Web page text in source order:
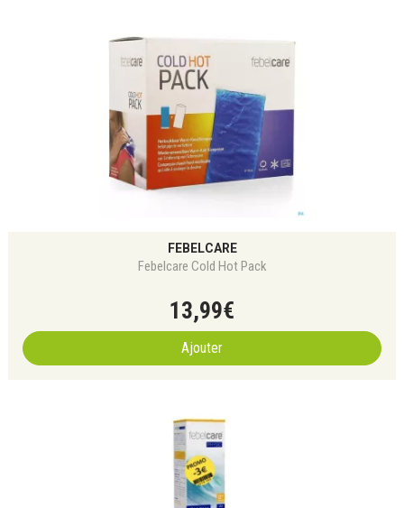
FEBELCARE
Febelcare Cold Hot Pack
13,99€
Ajouter